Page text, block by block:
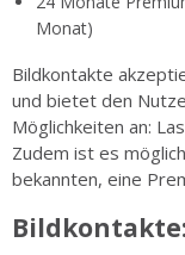
Monat)
Bildkontakte
und bietet den
Möglichkeiten an:
Zudem ist es
bekannten, eine